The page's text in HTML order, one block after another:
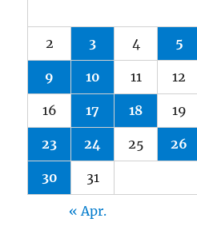
2 3 4 5
9 10 11 12
16 17 18 19
23 24 25 26
30 31
« Apr.